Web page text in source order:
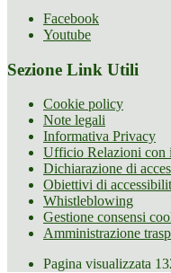
Facebook
Youtube
Sezione Link Utili
Cookie policy
Note legali
Informativa Privacy
Ufficio Relazioni con
Dichiarazione di
Obiettivi di
Whistleblowing
Gestione consensi
Amministrazione
Pagina visualizzata